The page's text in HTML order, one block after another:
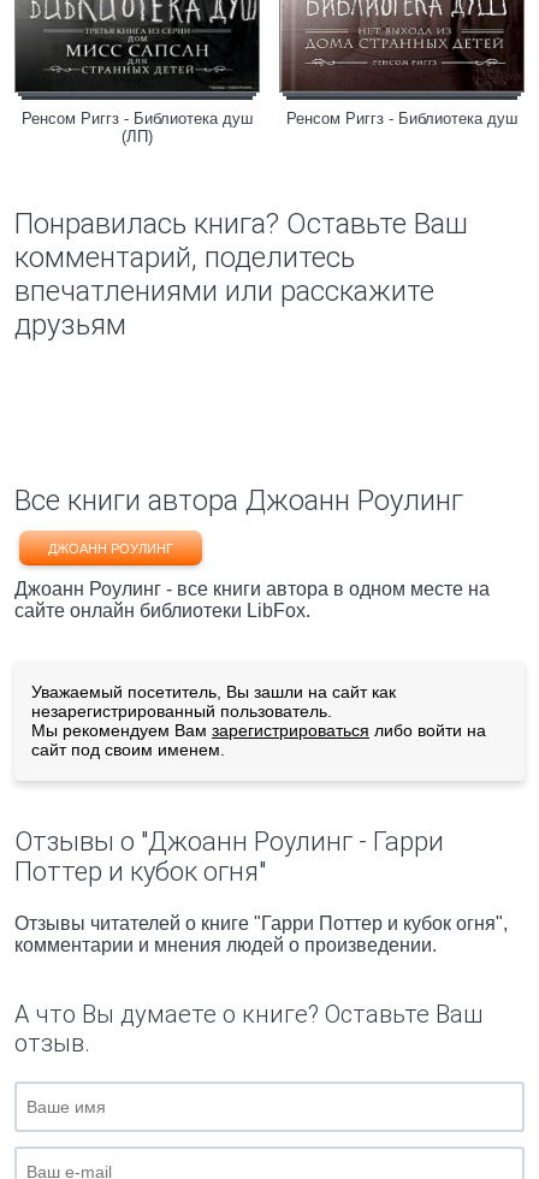
Ренсом Риггз - Библиотека душ
(ЛП)
Ренсом Риггз - Библиотека душ
Понравилась книга? Оставьте Ваш
комментарий, поделитесь
впечатлениями или расскажите
друзьям
Все книги автора Джоанн Роулинг
ДЖОАНН РОУЛИНГ
Джоанн Роулинг - все книги автора в одном месте на
сайте онлайн библиотеки LibFox.
Уважаемый посетитель, Вы зашли на сайт как
незарегистрированный пользователь.
Мы рекомендуем Вам зарегистрироваться либо войти на
сайт под своим именем.
Отзывы о "Джоанн Роулинг - Гарри
Поттер и кубок огня"
Отзывы читателей о книге "Гарри Поттер и кубок огня",
комментарии и мнения людей о произведении.
А что Вы думаете о книге? Оставьте Ваш
отзыв.